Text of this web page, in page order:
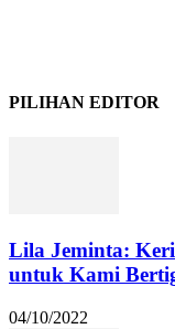
PILIHAN EDITOR
Lila Jeminta:
untuk Kami
04/10/2022